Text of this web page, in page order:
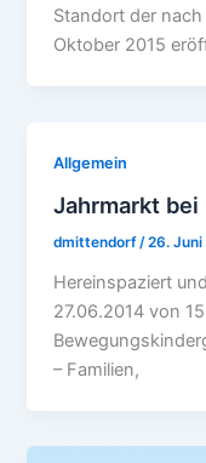
Standort der
Oktober 2015
Allgemein
Jahrmarkt bei
dmittendorf/26. Juni
Hereinspaziert
27.06.2014 von
– Familien,